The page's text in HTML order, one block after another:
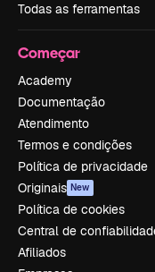
Todas as ferramentas
Começar
Academy
Documentação
Atendimento
Termos e condições
Política de privacidade
Originais New
Política de cookies
Central de
Afiliados